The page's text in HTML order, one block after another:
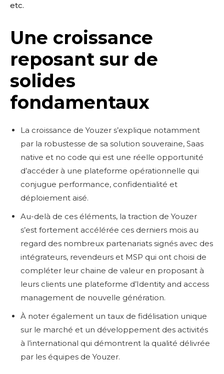
etc.
Une croissance
reposant sur de
solides
fondamentaux
La croissance de Youzer s’explique notamment
par la robustesse de sa solution souveraine, Saas
native et no code qui est une réelle opportunité
d’accéder à une plateforme opérationnelle qui
conjugue performance, confidentialité et
déploiement aisé.
Au-delà de ces éléments, la traction de Youzer
s’est fortement accélérée ces derniers mois au
regard des nombreux partenariats signés avec des
intégrateurs, revendeurs et MSP qui ont choisi de
compléter leur chaine de valeur en proposant à
leurs clients une plateforme d’Identity and access
management de nouvelle génération.
À noter également un taux de fidélisation unique
sur le marché et un développement des activités
à l’international qui démontrent la qualité délivrée
par les équipes de Youzer.